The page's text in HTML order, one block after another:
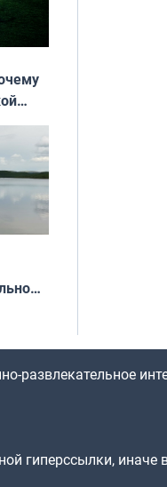
развлекательное
гиперссылки,